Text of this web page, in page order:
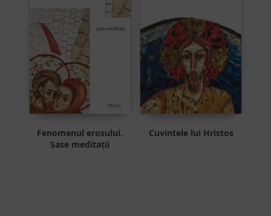
Fenomenul erosului.
Șase meditații
Cuvintele lui Hristos